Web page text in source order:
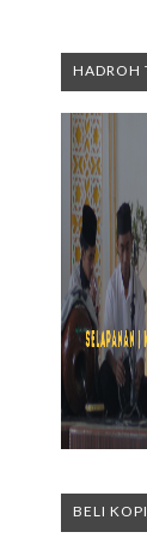
HADROH
BELI